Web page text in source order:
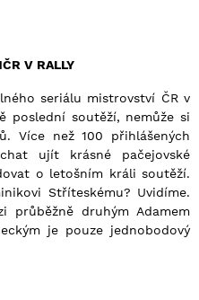
V RALLY
seriálu mistrovství ČR v
poslední soutěží, nemůže si
Více než 100 přihlášených
ujít krásné pačejovské
o letošním králi soutěží.
Stříteskému? Uvidíme.
průběžně druhým Adamem
je pouze jednobodový